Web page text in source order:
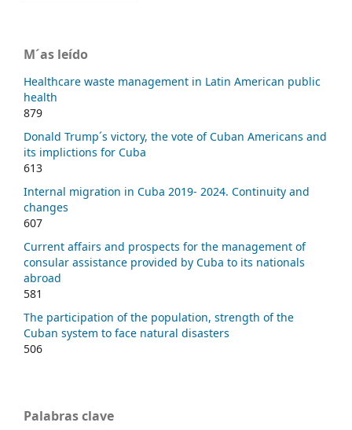
M´as leído
Healthcare waste management in Latin American public
health
879
Donald Trump´s victory, the vote of Cuban Americans and
its implictions for Cuba
613
Internal migration in Cuba 2019- 2024. Continuity and
changes
607
Current affairs and prospects for the management of
consular assistance provided by Cuba to its nationals
abroad
581
The participation of the population, strength of the
Cuban system to face natural disasters
506
Palabras clave